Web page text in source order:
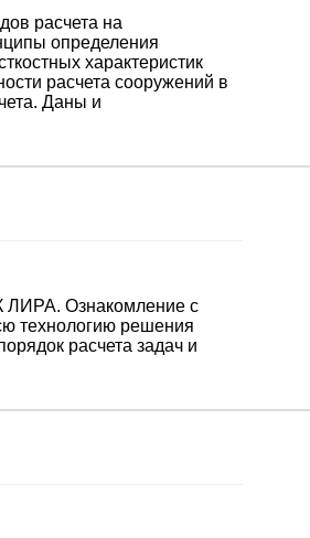
расчета на
определения
характеристик
расчета сооружений в
Даны и
ЛИРА. Ознакомление с
технологию решения
расчета задач и